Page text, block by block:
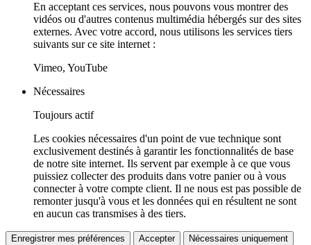
En acceptant ces services, nous pouvons vous montrer des
vidéos ou d'autres contenus multimédia hébergés sur des sites
externes. Avec votre accord, nous utilisons les services tiers
suivants sur ce site internet :
Vimeo, YouTube
Nécessaires
Toujours actif
Les cookies nécessaires d'un point de vue technique sont
exclusivement destinés à garantir les fonctionnalités de base
de notre site internet. Ils servent par exemple à ce que vous
puissiez collecter des produits dans votre panier ou à vous
connecter à votre compte client. Il ne nous est pas possible de
remonter jusqu'à vous et les données qui en résultent ne sont
en aucun cas transmises à des tiers.
Enregistrer mes préférences Accepter Nécessaires uniquement